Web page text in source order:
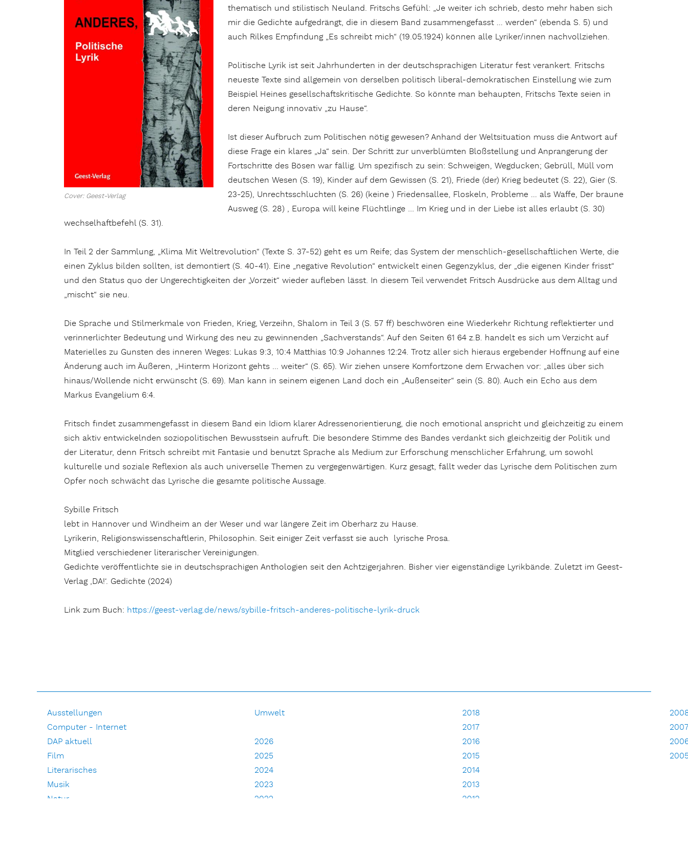
Cover: Geest-Verlag
thematisch und stilistisch Neuland. Fritschs Gefühl: „Je weiter ich schrieb, desto mehr haben sich
mir die Gedichte aufgedrängt, die in diesem Band zusammengefasst … werden“ (ebenda S. 5) und
auch Rilkes Empfindung „Es schreibt mich“ (19.05.1924) können alle Lyriker/innen nachvollziehen.
Politische Lyrik ist seit Jahrhunderten in der deutschsprachigen Literatur fest verankert. Fritschs
neueste Texte sind allgemein von derselben politisch liberal-demokratischen Einstellung wie zum
Beispiel Heines gesellschaftskritische Gedichte. So könnte man behaupten, Fritschs Texte seien in
deren Neigung innovativ „zu Hause“.
Ist dieser Aufbruch zum Politischen nötig gewesen? Anhand der Weltsituation muss die Antwort auf
diese Frage ein klares „Ja“ sein. Der Schritt zur unverblümten Bloßstellung und Anprangerung der
Fortschritte des Bösen war fällig. Um spezifisch zu sein: Schweigen, Wegducken; Gebrüll, Müll vom
deutschen Wesen (S. 19), Kinder auf dem Gewissen (S. 21), Friede (der) Krieg bedeutet (S. 22), Gier (S.
23-25), Unrechtsschluchten (S. 26) (keine ) Friedensallee, Floskeln, Probleme … als Waffe, Der braune
Ausweg (S. 28) , Europa will keine Flüchtlinge … Im Krieg und in der Liebe ist alles erlaubt (S. 30)
wechselhaftbefehl (S. 31).
In Teil 2 der Sammlung, „Klima Mit Weltrevolution“ (Texte S. 37-52) geht es um Reife; das System der menschlich-gesellschaftlichen Werte, die
einen Zyklus bilden sollten, ist demontiert (S. 40-41). Eine „negative Revolution“ entwickelt einen Gegenzyklus, der „die eigenen Kinder frisst“
und den Status quo der Ungerechtigkeiten der „Vorzeit“ wieder aufleben lässt. In diesem Teil verwendet Fritsch Ausdrücke aus dem Alltag und
„mischt“ sie neu.
Die Sprache und Stilmerkmale von Frieden, Krieg, Verzeihn, Shalom in Teil 3 (S. 57 ff) beschwören eine Wiederkehr Richtung reflektierter und
verinnerlichter Bedeutung und Wirkung des neu zu gewinnenden „Sachverstands“. Auf den Seiten 61 64 z.B. handelt es sich um Verzicht auf
Materielles zu Gunsten des inneren Weges: Lukas 9:3, 10:4 Matthias 10:9 Johannes 12:24. Trotz aller sich hieraus ergebender Hoffnung auf eine
Änderung auch im Äußeren, „Hinterm Horizont gehts … weiter“ (S. 65). Wir ziehen unsere Komfortzone dem Erwachen vor: „alles über sich
hinaus/Wollende nicht erwünscht (S. 69). Man kann in seinem eigenen Land doch ein „Außenseiter“ sein (S. 80). Auch ein Echo aus dem
Markus Evangelium 6:4.
Fritsch findet zusammengefasst in diesem Band ein Idiom klarer Adressenorientierung, die noch emotional anspricht und gleichzeitig zu einem
sich aktiv entwickelnden soziopolitischen Bewusstsein aufruft. Die besondere Stimme des Bandes verdankt sich gleichzeitig der Politik und
der Literatur, denn Fritsch schreibt mit Fantasie und benutzt Sprache als Medium zur Erforschung menschlicher Erfahrung, um sowohl
kulturelle und soziale Reflexion als auch universelle Themen zu vergegenwärtigen. Kurz gesagt, fällt weder das Lyrische dem Politischen zum
Opfer noch schwächt das Lyrische die gesamte politische Aussage.
Sybille Fritsch
lebt in Hannover und Windheim an der Weser und war längere Zeit im Oberharz zu Hause.
Lyrikerin, Religionswissenschaftlerin, Philosophin. Seit einiger Zeit verfasst sie auch lyrische Prosa.
Mitglied verschiedener literarischer Vereinigungen.
Gedichte veröffentlichte sie in deutschsprachigen Anthologien seit den Achtzigerjahren. Bisher vier eigenständige Lyrikbände. Zuletzt im Geest-
Verlag ‚DA!‘. Gedichte (2024)
Link zum Buch: https://geest-verlag.de/news/sybille-fritsch-anderes-politische-lyrik-druck
Ausstellungen
Computer - Internet
DAP aktuell
Film
Literarisches
Musik
Natur
Umwelt
2026
2025
2024
2023
2022
2018
2017
2016
2015
2014
2013
2012